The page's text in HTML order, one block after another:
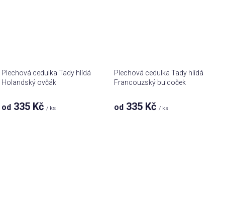
Plechová cedulka Tady hlídá
Holandský ovčák
od 335 Kč / ks
Plechová cedulka Tady hlídá
Francouzský buldoček
od 335 Kč / ks